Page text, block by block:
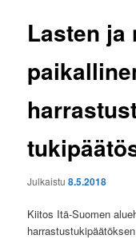
Lasten ja
Julkaistu8.5.2018
Kiitos Itä-Suomen